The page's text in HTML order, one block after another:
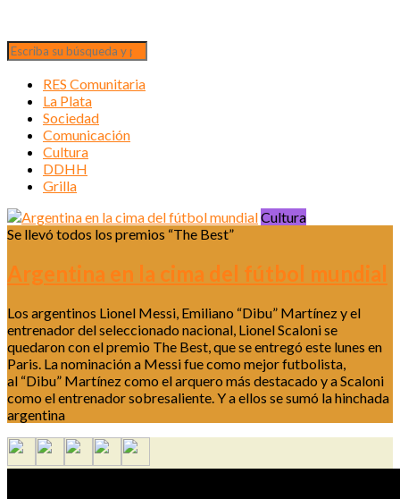
RES Comunitaria
La Plata
Sociedad
Comunicación
Cultura
DDHH
Grilla
Cultura
Se llevó todos los premios “The Best”
Argentina en la cima del fútbol mundial
Los argentinos Lionel Messi, Emiliano “Dibu” Martínez y el
entrenador del seleccionado nacional, Lionel Scaloni se
quedaron con el premio The Best, que se entregó este lunes en
Paris. La nominación a Messi fue como mejor futbolista,
al “Dibu” Martínez como el arquero más destacado y a Scaloni
como el entrenador sobresaliente. Y a ellos se sumó la hinchada
argentina